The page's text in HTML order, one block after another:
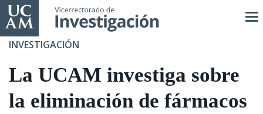
Pasar
al
contenido
INVESTIGACIÓN
La UCAM investiga sobre
la eliminación de fármacos